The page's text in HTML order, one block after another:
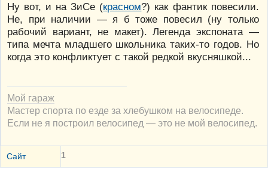
Ну вот, и на ЗиСе (красном?) как фантик повесили.
Не, при наличии — я б тоже повесил (ну только
рабочий вариант, не макет). Легенда экспоната —
типа мечта младшего школьника таких-то годов. Но
когда это конфликтует с такой редкой вкусняшкой...
Мой гараж
Мастер спорта по езде за хлебушком на велосипеде.
Если не я построил велосипед — это не мой велосипед.
Сайт 1